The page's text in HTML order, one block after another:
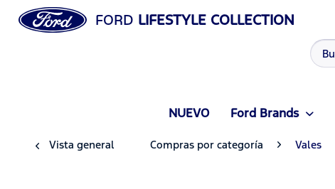
FORD LIFESTYLE COLLECTION
NUEVO Ford Brands
Vista general Compras por categoría Vales